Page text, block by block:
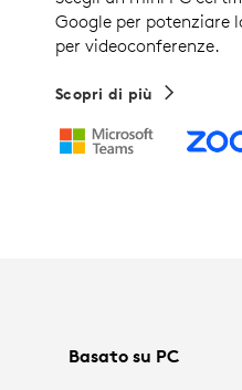
Google per potenziare
per videoconferenze.
Scopri di più
Basato su PC